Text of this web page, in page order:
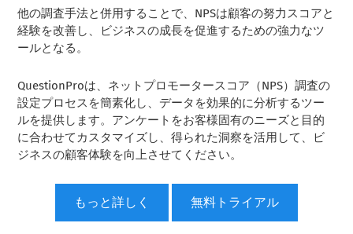
他の調査手法と併用することで、NPSは顧客の努力スコアと
経験を改善し、ビジネスの成長を促進するための強力なツ
ールとなる。
QuestionProは、ネットプロモータースコア（NPS）調査の
設定プロセスを簡素化し、データを効果的に分析するツー
ルを提供します。アンケートをお客様固有のニーズと目的
に合わせてカスタマイズし、得られた洞察を活用して、ビ
ジネスの顧客体験を向上させてください。
もっと詳しく 無料トライアル